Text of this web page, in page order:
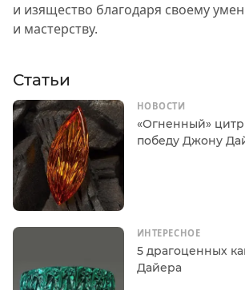
и изящество благодаря своему
и мастерству.
Статьи
НОВОСТИ
«Огненный»
победу Джону
ИНТЕРЕСНОЕ
5 драгоценных
Дайера